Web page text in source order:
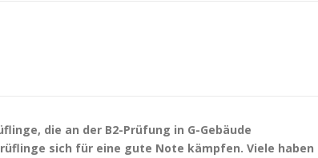
die an der B2-Prüfung in G-Gebäude
sich für eine gute Note kämpfen. Viele haben